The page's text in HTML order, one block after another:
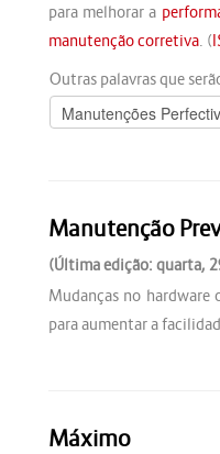
para melhorar a
manutenção corretiva. (
Outras palavras que
Manutenção
(Última edição: quarta,
Mudanças no hardware
para aumentar a
Máximo